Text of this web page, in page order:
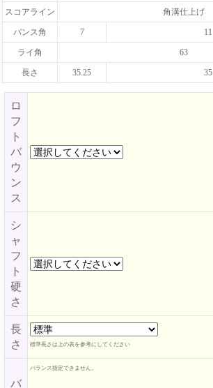
スコアライン 角溝仕上げ
バンス角 7 11
ライ角 63
長さ 35.25 35
ロ
フ
ト
バ
ウ
ン
ス
シ
ャ
フ
ト
硬
さ
長
さ
標準長さは上の表を参考にしてください
バ
バランス指定できません。